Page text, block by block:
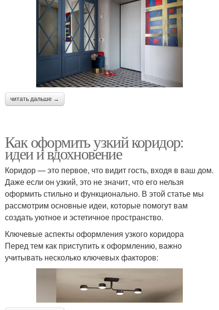
читать дальше →
Как оформить узкий коридор:
идеи и вдохновение
Коридор — это первое, что видит гость, входя в ваш дом.
Даже если он узкий, это не значит, что его нельзя
оформить стильно и функционально. В этой статье мы
рассмотрим основные идеи, которые помогут вам
создать уютное и эстетичное пространство.
Ключевые аспекты оформления узкого коридора
Перед тем как приступить к оформлению, важно
учитывать несколько ключевых факторов: